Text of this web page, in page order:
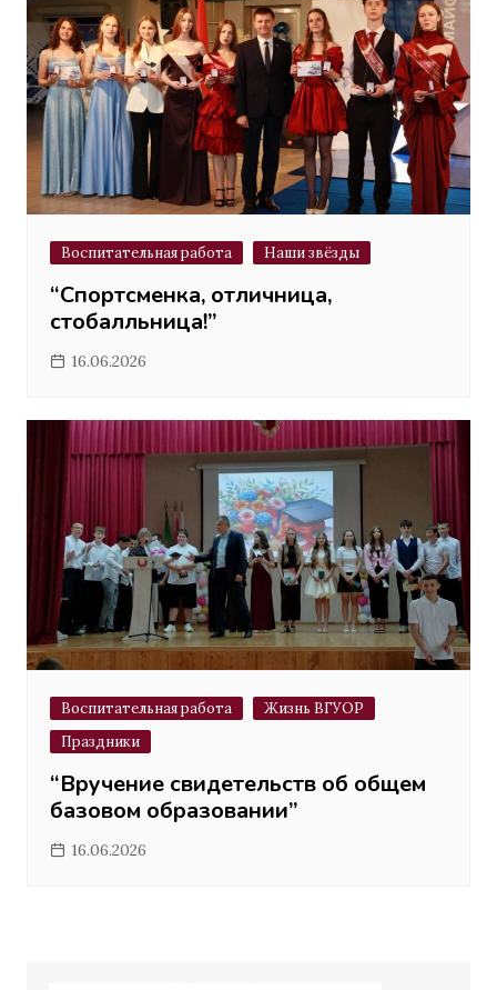
Воспитательная работа Наши звёзды
“Спортсменка, отличница,
стобалльница!”
16.06.2026
Воспитательная работа
Жизнь ВГУОР
Праздники
“Вручение свидетельств об общем
базовом образовании”
16.06.2026